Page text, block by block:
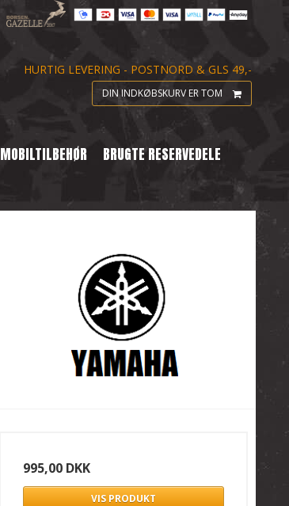
HURTIG LEVERING - POSTNORD & GLS 49,-
DIN INDKØBSKURV ER TOM
MOBILTILBEHØR
BRUGTE RESERVEDELE
995,00 DKK
VIS PRODUKT